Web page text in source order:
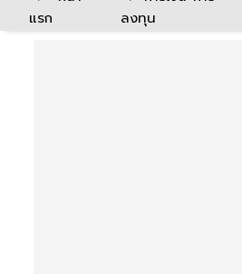
แรก
ลงทุน